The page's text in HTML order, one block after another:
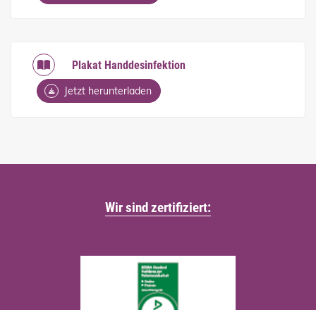
Plakat Handdesinfektion
Jetzt herunterladen
Wir sind zertifiziert: